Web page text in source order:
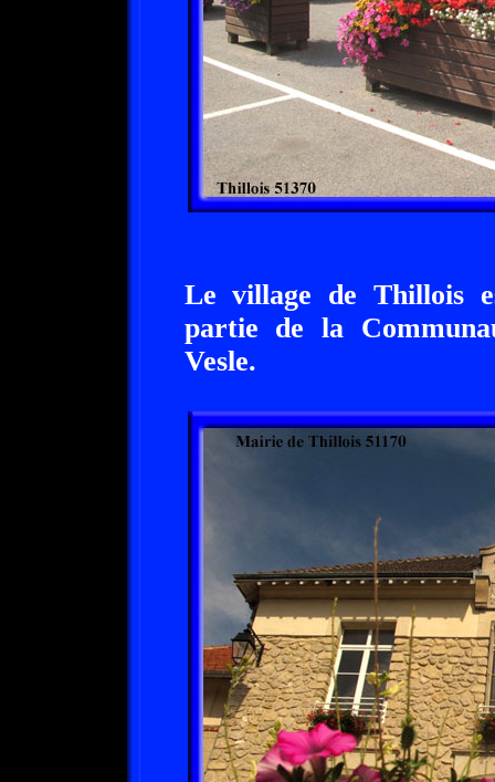
Le village de Thillois
partie de la
Vesle.